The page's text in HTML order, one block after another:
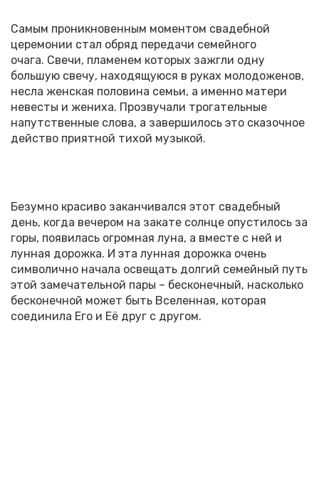
Самым проникновенным моментом свадебной
церемонии стал обряд передачи семейного
очага. Свечи, пламенем которых зажгли одну
большую свечу, находящуюся в руках молодоженов,
несла женская половина семьи, а именно матери
невесты и жениха. Прозвучали трогательные
напутственные слова, а завершилось это сказочное
действо приятной тихой музыкой.
Безумно красиво заканчивался этот свадебный
день, когда вечером на закате солнце опустилось за
горы, появилась огромная луна, а вместе с ней и
лунная дорожка. И эта лунная дорожка очень
символично начала освещать долгий семейный путь
этой замечательной пары – бесконечный, насколько
бесконечной может быть Вселенная, которая
соединила Его и Её друг с другом.